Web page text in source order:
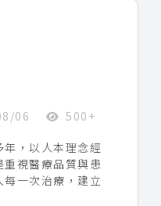
06
500+
，以人本理念經
視醫療品質與患
一次治療，建立